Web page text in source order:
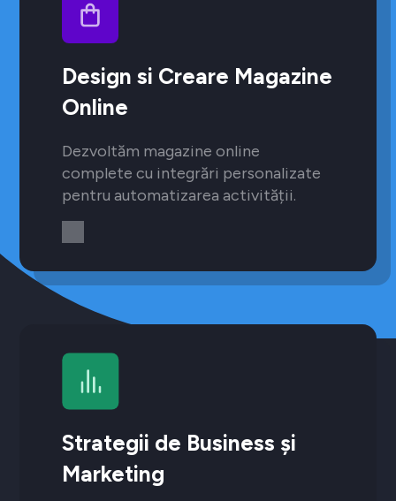
Design si Creare Magazine
Online
Dezvoltăm magazine online
complete cu integrări personalizate
pentru automatizarea activității.
Strategii de Business și
Marketing